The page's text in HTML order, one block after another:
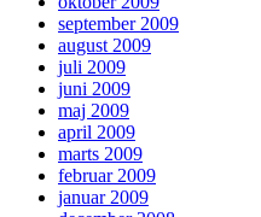
september 2009
august 2009
juli 2009
juni 2009
maj 2009
april 2009
marts 2009
februar 2009
januar 2009